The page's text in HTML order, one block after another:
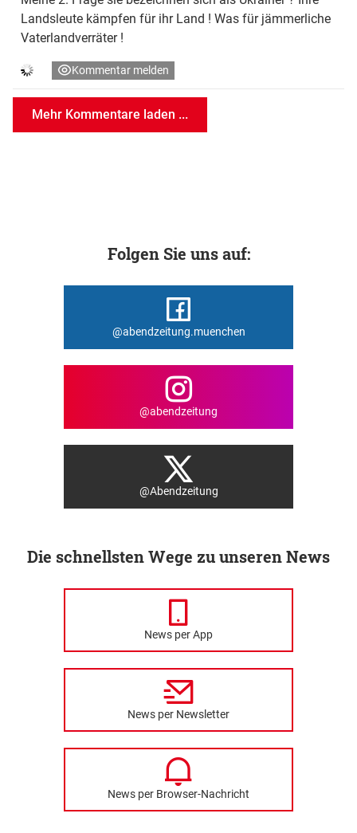
Landsleute kämpfen für ihr Land ! Was für jämmerliche
Vaterlandverräter !
Kommentar melden
Mehr Kommentare laden ...
Folgen Sie uns auf:
@abendzeitung.muenchen
@abendzeitung
@Abendzeitung
Die schnellsten Wege zu unseren News
News per App
News per Newsletter
News per Browser-Nachricht